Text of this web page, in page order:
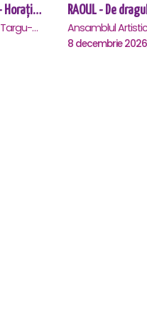
Asta-i ce-am avut de zis... - Horațiu Mălăele & Nicu Alifantis - Targu Mures
Palatul Culturii Targu Mures, Targu-Mures
RAOUL - De
8 decembrie